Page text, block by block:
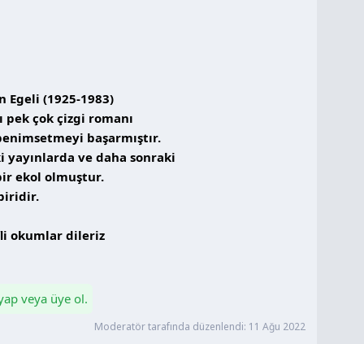
Egeli (1925-1983)
çok çizgi romanı
başarmıştır.
yayınlarda ve daha sonraki
ekol olmuştur.
okumlar dileriz
veya üye ol.
Moderatör tarafında düzenlendi: 11 Ağu 2022